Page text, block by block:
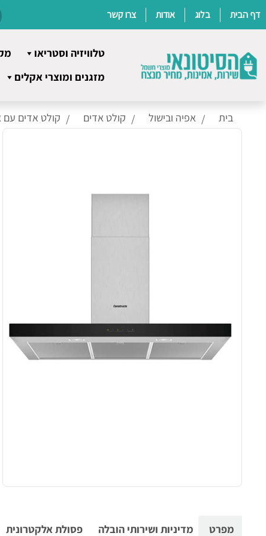
Skip
דף הבית בלוג אודות צרו קשר
טלוויזיה וסטריאו
מזגנים ומוצרי אקלים
בית אפיה ובישול קולט אדים קולט אדים עם
מפרט מדיניות ושירותי הובלה פסולת אלקטרונית